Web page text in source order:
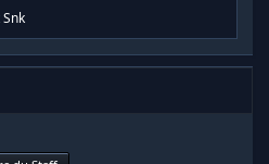
Snk